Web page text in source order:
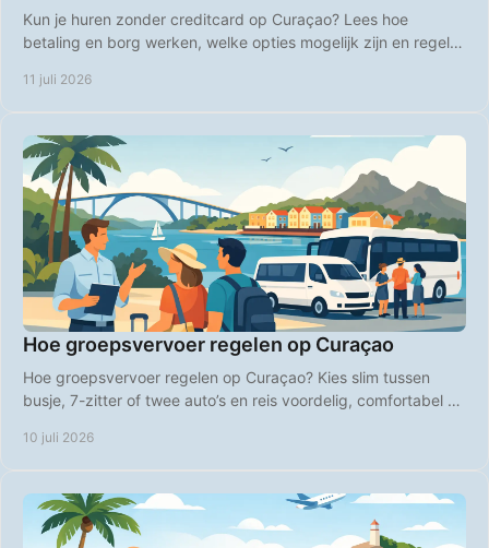
Kun je huren zonder creditcard op Curaçao? Lees hoe
betaling en borg werken, welke opties mogelijk zijn en regel je
11 juli 2026
Hoe groepsvervoer regelen op Curaçao
Hoe groepsvervoer regelen op Curaçao? Kies slim tussen
busje, 7-zitter of twee auto’s en reis voordelig, comfortabel en
10 juli 2026